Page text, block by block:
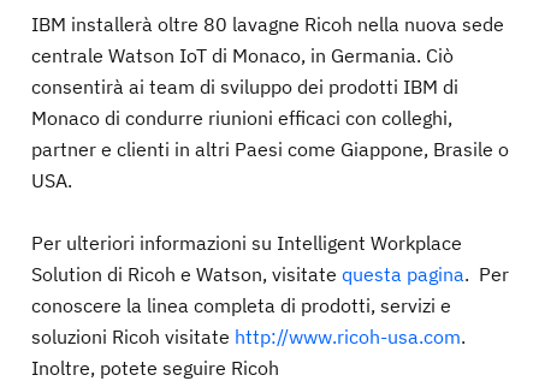
IBM installerà oltre 80 lavagne Ricoh nella nuova sede
centrale Watson IoT di Monaco, in Germania. Ciò
consentirà ai team di sviluppo dei prodotti IBM di
Monaco di condurre riunioni efficaci con colleghi,
partner e clienti in altri Paesi come Giappone, Brasile o
USA.
Per ulteriori informazioni su Intelligent Workplace
Solution di Ricoh e Watson, visitate questa pagina. Per
conoscere la linea completa di prodotti, servizi e
soluzioni Ricoh visitate http://www.ricoh-usa.com.
Inoltre, potete seguire Ricoh